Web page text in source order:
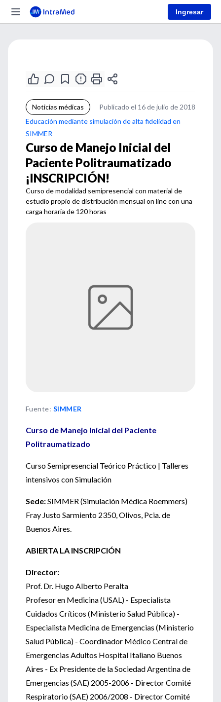
Ingresar
Noticias médicas
Publicado el 16 de julio de 2018
Educación mediante simulación de alta fidelidad en
SIMMER
Curso de Manejo Inicial del
Paciente Politraumatizado
¡INSCRIPCIÓN!
Curso de modalidad semipresencial con material de
estudio propio de distribución mensual on line con una
carga horaria de 120 horas
Fuente: SIMMER
Curso de Manejo Inicial del Paciente
Politraumatizado
Curso Semipresencial Teórico Práctico | Talleres
intensivos con Simulación
Sede:SIMMER (Simulación Médica Roemmers)
Fray Justo Sarmiento 2350, Olivos, Pcia. de
Buenos Aires.
ABIERTA LA INSCRIPCIÓN
Director:
Prof. Dr. Hugo Alberto Peralta
Profesor en Medicina (USAL) - Especialista
Cuidados Críticos (Ministerio Salud Pública) -
Especialista Medicina de Emergencias (Ministerio
Salud Pública) - Coordinador Médico Central de
Emergencias Adultos Hospital Italiano Buenos
Aires - Ex Presidente de la Sociedad Argentina de
Emergencias (SAE) 2005-2006 - Director Comité
Respiratorio (SAE) 2006/2008 - Director Comité